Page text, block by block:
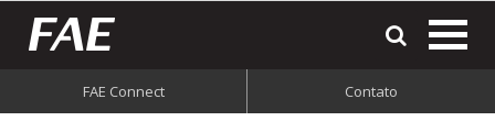
FAE Connect Contato